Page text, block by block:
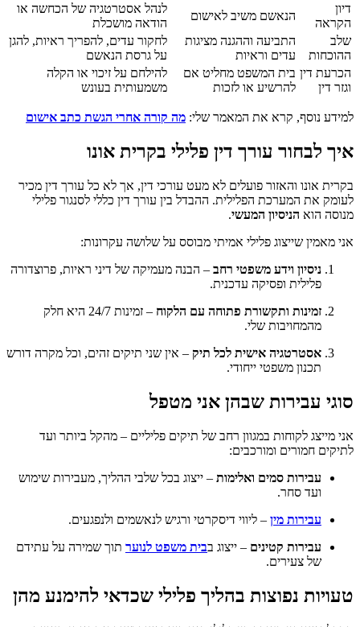
דיון
הקראה
הנאשם משיב לאישום
לנהל אסטרטגיה של הכחשה או
הודאה מושכלת
שלב
ההוכחות
התביעה וההגנה מציגות
עדים וראיות
לחקור עדים, להפריך ראיות, להגן
על גרסת הנאשם
הכרעת דין
וגזר דין
בית המשפט מחליט אם
להרשיע או לזכות
להילחם על זיכוי או הקלה
משמעותית בעונש
למידע נוסף, קרא את המאמר שלי: מה קורה אחרי הגשת כתב אישום
איך לבחור עורך דין פלילי בקרית אונו
בקרית אונו והאזור פועלים לא מעט עורכי דין, אך לא כל עורך דין מכיר
לעומק את המערכת הפלילית. ההבדל בין עורך דין כללי לסנגור פלילי
מנוסה הוא הניסיון המעשי.
אני מאמין שייצוג פלילי אמיתי מבוסס על שלושה עקרונות:
ניסיון וידע משפטי רחב – הבנה מעמיקה של דיני ראיות, פרוצדורה
פלילית ופסיקה עדכנית.
זמינות ותקשורת פתוחה עם הלקוח
– זמינות 24/7 היא חלק
מהמחויבות שלי.
אסטרטגיה אישית לכל תיק – אין שני תיקים זהים, וכל מקרה דורש
תכנון משפטי ייחודי.
סוגי עבירות שבהן אני מטפל
אני מייצג לקוחות במגוון רחב של תיקים פליליים – מהקל ביותר ועד
לתיקים חמורים ומורכבים:
עבירות סמים ואלימות – ייצוג בכל שלבי ההליך, מעבירות שימוש
ועד סחר.
עבירות מין – ליווי דיסקרטי ורגיש לנאשמים ולנפגעים.
עבירות קטינים – ייצוג בבית משפט לנוער תוך שמירה על עתידם
של צעירים.
טעויות נפוצות בהליך פלילי שכדאי להימנע מהן